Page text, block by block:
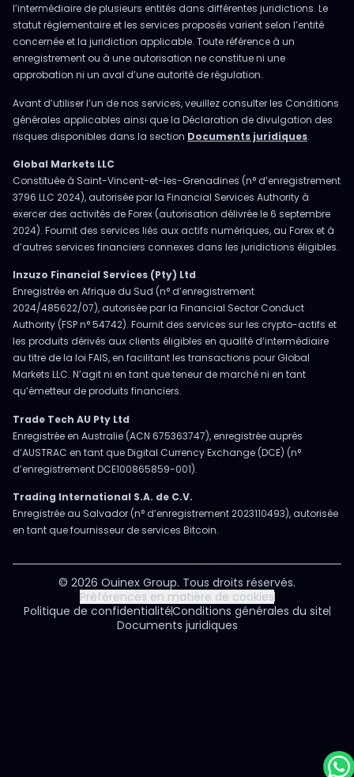
l’intermédiaire de plusieurs entités dans différentes juridictions. Le
statut réglementaire et les services proposés varient selon l’entité
concernée et la juridiction applicable. Toute référence à un
enregistrement ou à une autorisation ne constitue ni une
approbation ni un aval d’une autorité de régulation.
Avant d’utiliser l’un de nos services, veuillez consulter les Conditions
générales applicables ainsi que la Déclaration de divulgation des
risques disponibles dans la section Documents juridiques.
Global Markets LLC
Constituée à Saint-Vincent-et-les-Grenadines (n° d’enregistrement
3796 LLC 2024), autorisée par la Financial Services Authority à
exercer des activités de Forex (autorisation délivrée le 6 septembre
2024). Fournit des services liés aux actifs numériques, au Forex et à
d’autres services financiers connexes dans les juridictions éligibles.
Inzuzo Financial Services (Pty) Ltd
Enregistrée en Afrique du Sud (n° d’enregistrement
2024/485622/07), autorisée par la Financial Sector Conduct
Authority (FSP n° 54742). Fournit des services sur les crypto-actifs et
les produits dérivés aux clients éligibles en qualité d’intermédiaire
au titre de la loi FAIS, en facilitant les transactions pour Global
Markets LLC. N’agit ni en tant que teneur de marché ni en tant
qu’émetteur de produits financiers.
Trade Tech AU Pty Ltd
Enregistrée en Australie (ACN 675363747), enregistrée auprès
d’AUSTRAC en tant que Digital Currency Exchange (DCE) (n°
d’enregistrement DCE100865859-001).
Trading International S.A. de C.V.
Enregistrée au Salvador (n° d’enregistrement 2023110493), autorisée
en tant que fournisseur de services Bitcoin.
© 2026 Ouinex Group. Tous droits réservés.
Préférences en matière de cookies
Politique de confidentialitéConditions générales du site
Documents juridiques